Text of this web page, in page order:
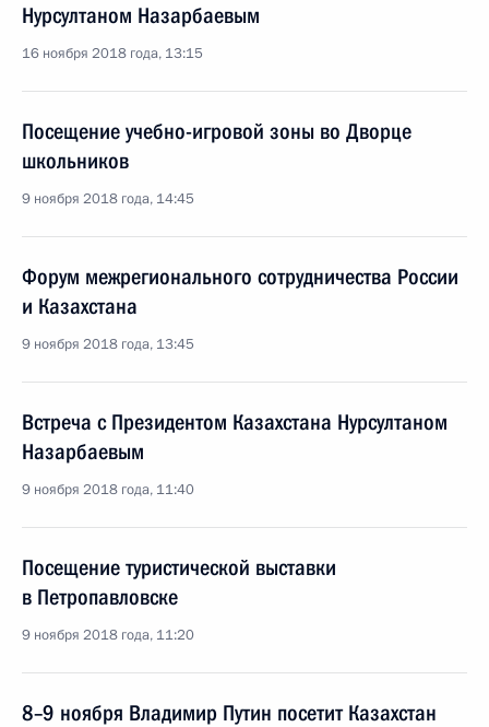
Нурсултаном Назарбаевым
16 ноября 2018 года, 13:15
Посещение учебно-игровой зоны во Дворце
школьников
9 ноября 2018 года, 14:45
Форум межрегионального сотрудничества России
и Казахстана
9 ноября 2018 года, 13:45
Встреча с Президентом Казахстана Нурсултаном
Назарбаевым
9 ноября 2018 года, 11:40
Посещение туристической выставки
в Петропавловске
9 ноября 2018 года, 11:20
8–9 ноября Владимир Путин посетит Казахстан